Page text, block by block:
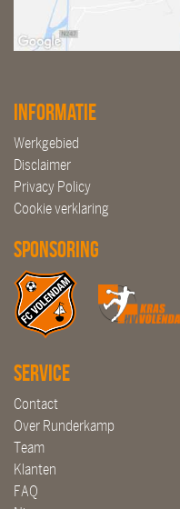
Informatie
Werkgebied
Disclaimer
Privacy Policy
Cookie verklaring
Sponsoring
Service
Contact
Over Runderkamp
Team
Klanten
FAQ